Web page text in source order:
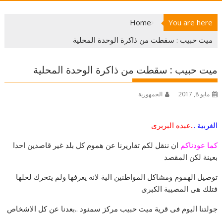
You are here
Home
ميت حبيب : سقطت من ذاكرة الوحدة المحلية
ميت حبيب : سقطت من ذاكرة الوحدة المحلية
مايو 8, 2017 الجمهورية
الغربية ...عبده البربرى
كما عودناكم ان ننقل لكم تقاريرنا عن هموم كل بلد غير قاصدين احدا
بعينة لكن المقصد
توصيل الهموم ومشاكل المواطنين الية لانه يعرفها ولم يتحرك لحلها
فتلك هى المصيبة الكبرى
جولتنا اليوم فى قرية ميت حبيب مركز سمنود ..بعدنا عن كل الاشخاص